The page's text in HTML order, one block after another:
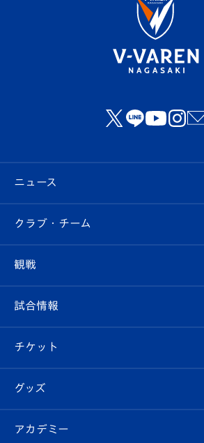
ニュース
すべて
クラブ
試合情報
チケット
イベント
クラブ・チーム
クラブ概要
エンブレム紹介
スタッフプロフィール
観戦
観戦ルール
はじめての観戦ガイド
Revive Team
試合情報
試合日程/結果
フォトギャラリー
チケット
チケット
グッズ
オンラインショップ
アカデミー